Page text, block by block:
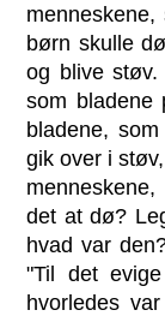
børn skulle
og blive
som
bladene,
gik over i
det at dø?
hvad var
"Til det
hvorledes